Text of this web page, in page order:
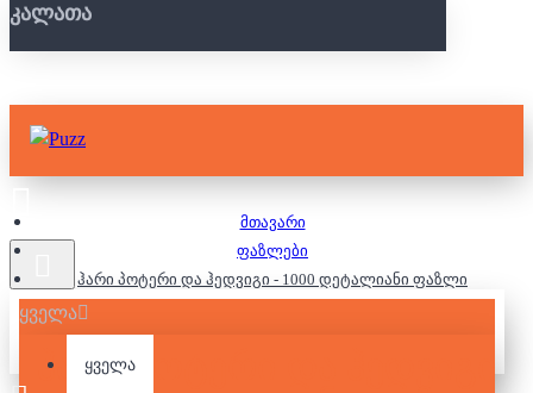
ᲙᲐᲚᲐᲗᲐ
ყველა
ყველა
მთავარი
ფაზლები
ჰარი პოტერი და ჰედვიგი - 1000 დეტალიანი ფაზლი
ᲰᲐᲠᲘ ᲞᲝᲢᲔᲠᲘ ᲓᲐ ᲰᲔᲓᲕᲘᲒᲘ